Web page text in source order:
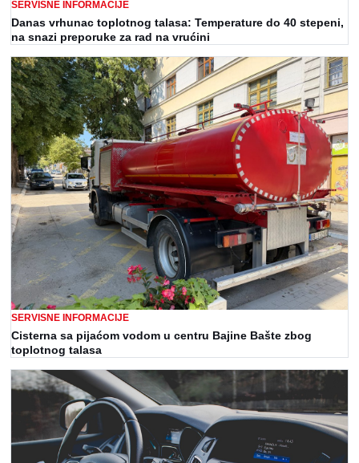
SERVISNE INFORMACIJE
Danas vrhunac toplotnog talasa: Temperature do 40 stepeni,
na snazi preporuke za rad na vrućini
SERVISNE INFORMACIJE
Cisterna sa pijaćom vodom u centru Bajine Bašte zbog
toplotnog talasa